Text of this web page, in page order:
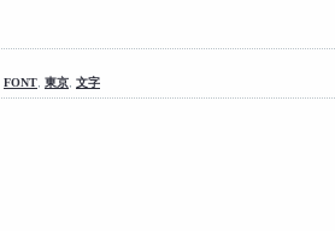
FONT, 東京, 文字